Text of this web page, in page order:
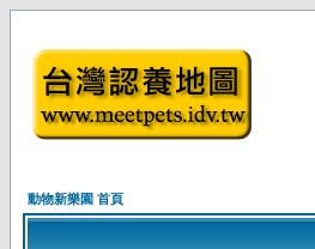
動物新樂園 首頁